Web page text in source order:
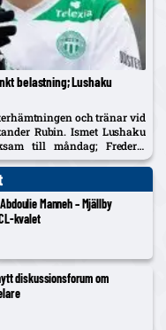
belastning; Lushaku
och tränar vid
Rubin. Ismet Lushaku
till måndag; Frederic
Manneh – Mjällby
kvalet
diskussionsforum om